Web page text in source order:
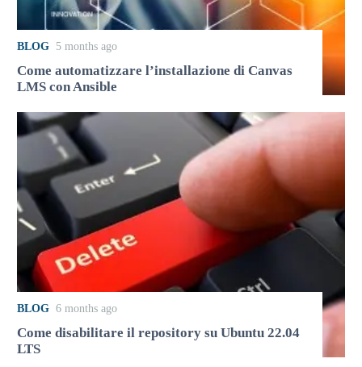
BLOG 5 months ago
Come automatizzare l’installazione di Canvas
LMS con Ansible
BLOG 6 months ago
Come disabilitare il repository su Ubuntu 22.04
LTS